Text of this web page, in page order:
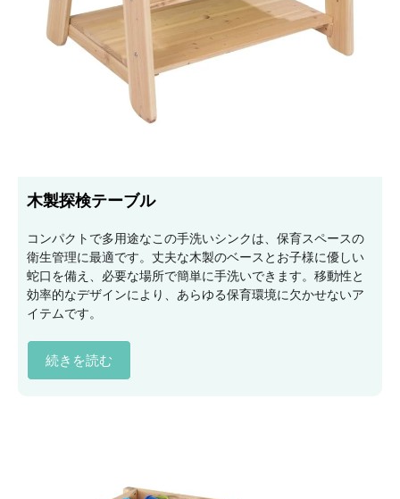
木製探検テーブル
コンパクトで多用途なこの手洗いシンクは、保育スペースの
衛生管理に最適です。丈夫な木製のベースとお子様に優しい
蛇口を備え、必要な場所で簡単に手洗いできます。移動性と
効率的なデザインにより、あらゆる保育環境に欠かせないア
イテムです。
続きを読む